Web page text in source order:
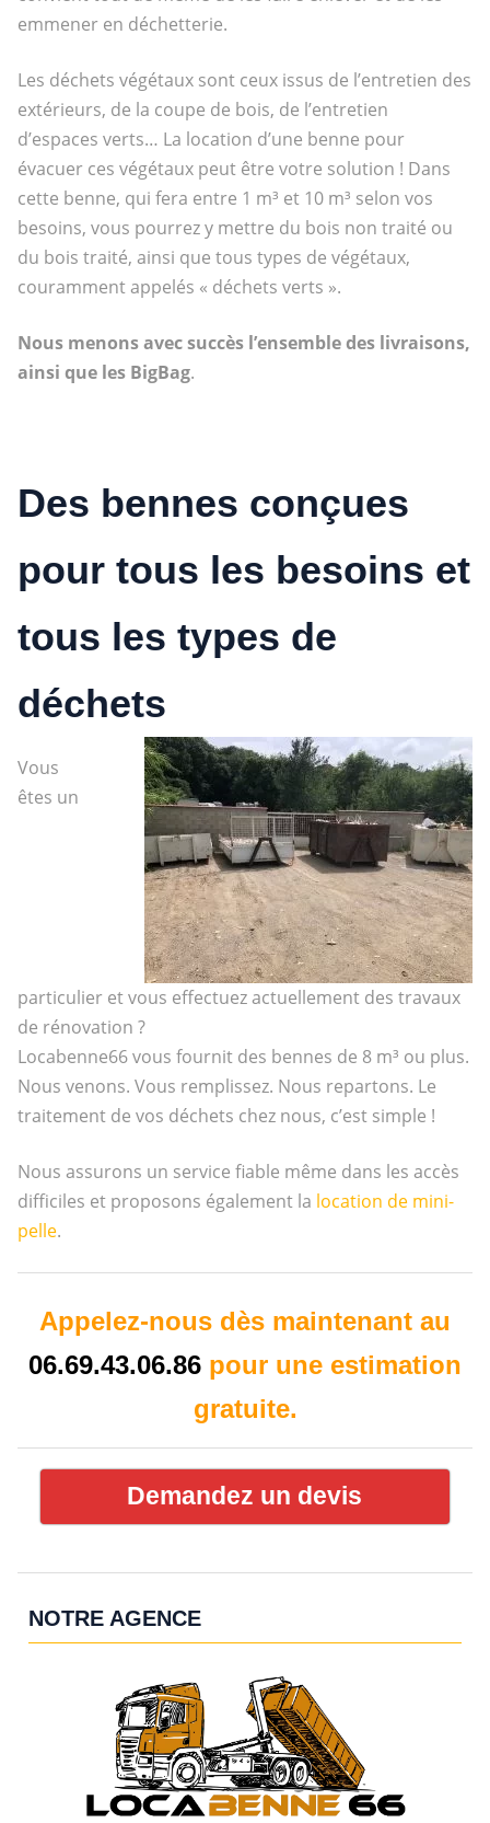
emmener en déchetterie.
Les déchets végétaux sont ceux issus de l’entretien des
extérieurs, de la coupe de bois, de l’entretien
d’espaces verts… La location d’une benne pour
évacuer ces végétaux peut être votre solution ! Dans
cette benne, qui fera entre 1 m³ et 10 m³ selon vos
besoins, vous pourrez y mettre du bois non traité ou
du bois traité, ainsi que tous types de végétaux,
couramment appelés « déchets verts ».
Nous menons avec succès l’ensemble des livraisons,
ainsi que les BigBag.
Des bennes conçues
pour tous les besoins et
tous les types de
déchets
Vous
êtes un
particulier et vous effectuez actuellement des travaux
de rénovation ?
Locabenne66 vous fournit des bennes de 8 m³ ou plus.
Nous venons. Vous remplissez. Nous repartons. Le
traitement de vos déchets chez nous, c’est simple !
Nous assurons un service fiable même dans les accès
difficiles et proposons également la location de mini-
pelle.
Appelez-nous dès maintenant au
06.69.43.06.86 pour une estimation
gratuite.
Demandez un devis
NOTRE AGENCE